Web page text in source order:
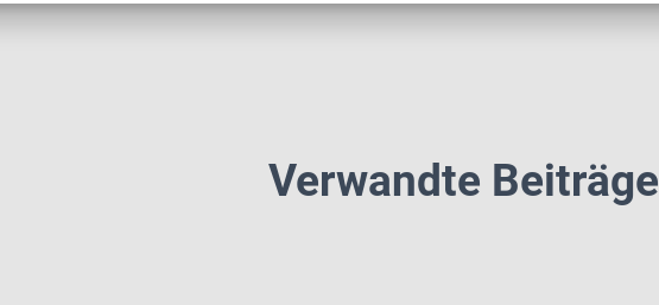
Verwandte Beiträge